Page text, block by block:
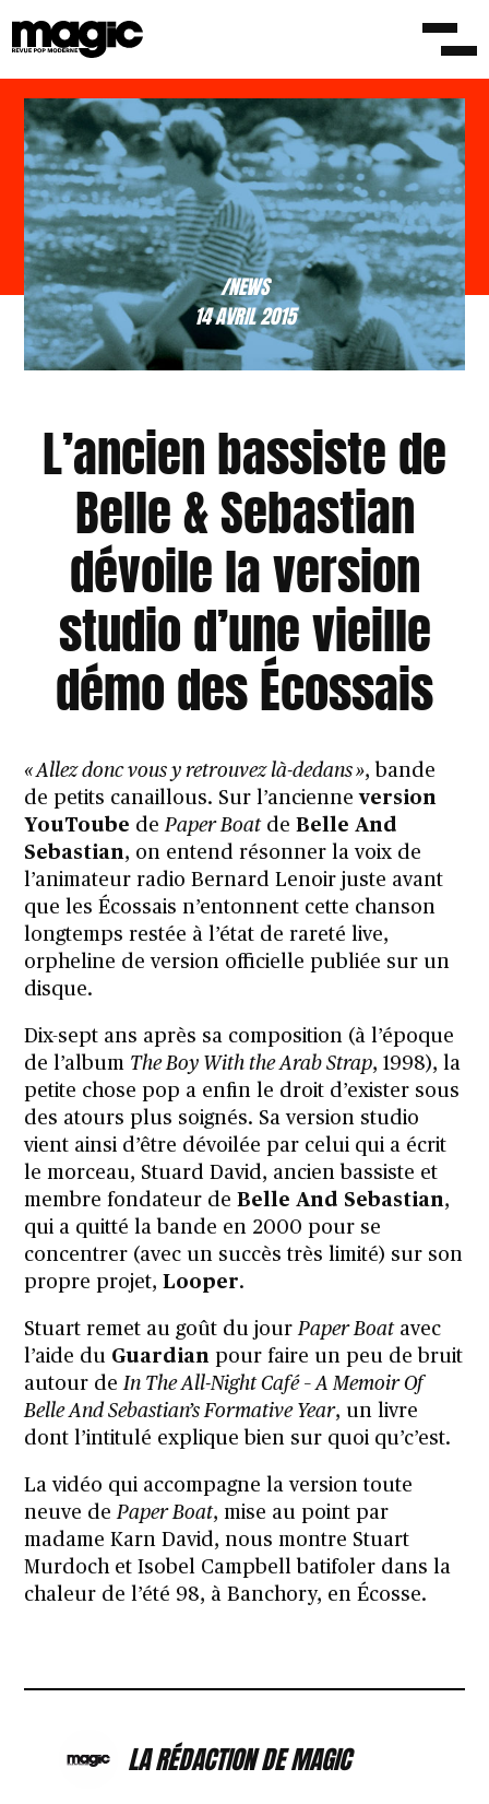
/NEWS
14 AVRIL 2015
L’ancien bassiste de
Belle & Sebastian
dévoile la version
studio d’une vieille
démo des Écossais
« Allez donc vous y retrouvez là-dedans », bande
de petits canaillous. Sur l’ancienneversion
YouToube dePaper BoatdeBelle And
Sebastian, on entend résonner la voix de
l’animateur radio Bernard Lenoir juste avant
que les Écossais n’entonnent cette chanson
longtemps restée à l’état de rareté live,
orpheline de version officielle publiée sur un
disque.
Dix-sept ans après sa composition (à l’époque
de l’album The Boy With the Arab Strap, 1998), la
petite chose pop a enfin le droit d’exister sous
des atours plus soignés. Sa version studio
vient ainsi d’être dévoilée par celui qui a écrit
le morceau, Stuard David, ancien bassiste et
membre fondateur deBelle And Sebastian,
qui a quitté la bande en 2000 pour se
concentrer (avec un succès très limité) sur son
propre projet,Looper.
Stuart remet au goût du jourPaper Boatavec
l’aide du Guardian pour faire un peu de bruit
autour deIn The All-Night Café – A Memoir Of
Belle And Sebastian’s Formative Year, un livre
dont l’intitulé explique bien sur quoi qu’c’est.
La vidéo qui accompagne la version toute
neuve dePaper Boat, mise au point par
madame Karn David, nous montre Stuart
Murdoch et Isobel Campbell batifoler dans la
chaleur de l’été 98, à Banchory, en Écosse.
LA RÉDACTION DE MAGIC